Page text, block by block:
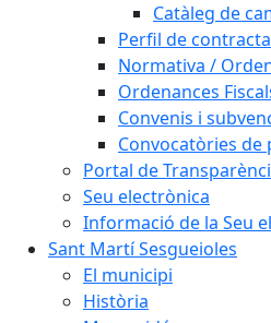
Catàleg de
Perfil de
Normativa /
Ordenances
Convenis i
Convocatòries de
Portal de
Seu electrònica
Informació de la Seu
Sant Martí Sesgueioles
El municipi
Història